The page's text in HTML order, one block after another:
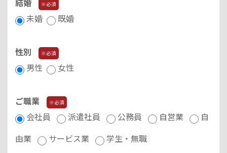
結婚 ※必須
未婚 既婚
性別 ※必須
男性 女性
ご職業 ※必須
会社員 派遣社員 公務員 自営業
自
由業
サービス業 学生・無職